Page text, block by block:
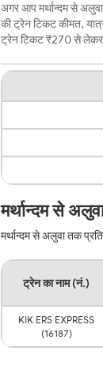
अगर आप मर्थान्दम से
की ट्रेन टिकट कीमत,
ट्रेन टिकट ₹270 से लेकर
मर्थान्दम से
मर्थान्दम से अलुवा तक
ट्रेन का नाम (नं.)
KIK ERS EXPRESS
(16187)